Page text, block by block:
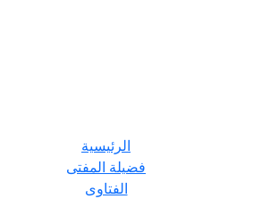
الرئيسية
فضيلة المفتى
الفتاوى